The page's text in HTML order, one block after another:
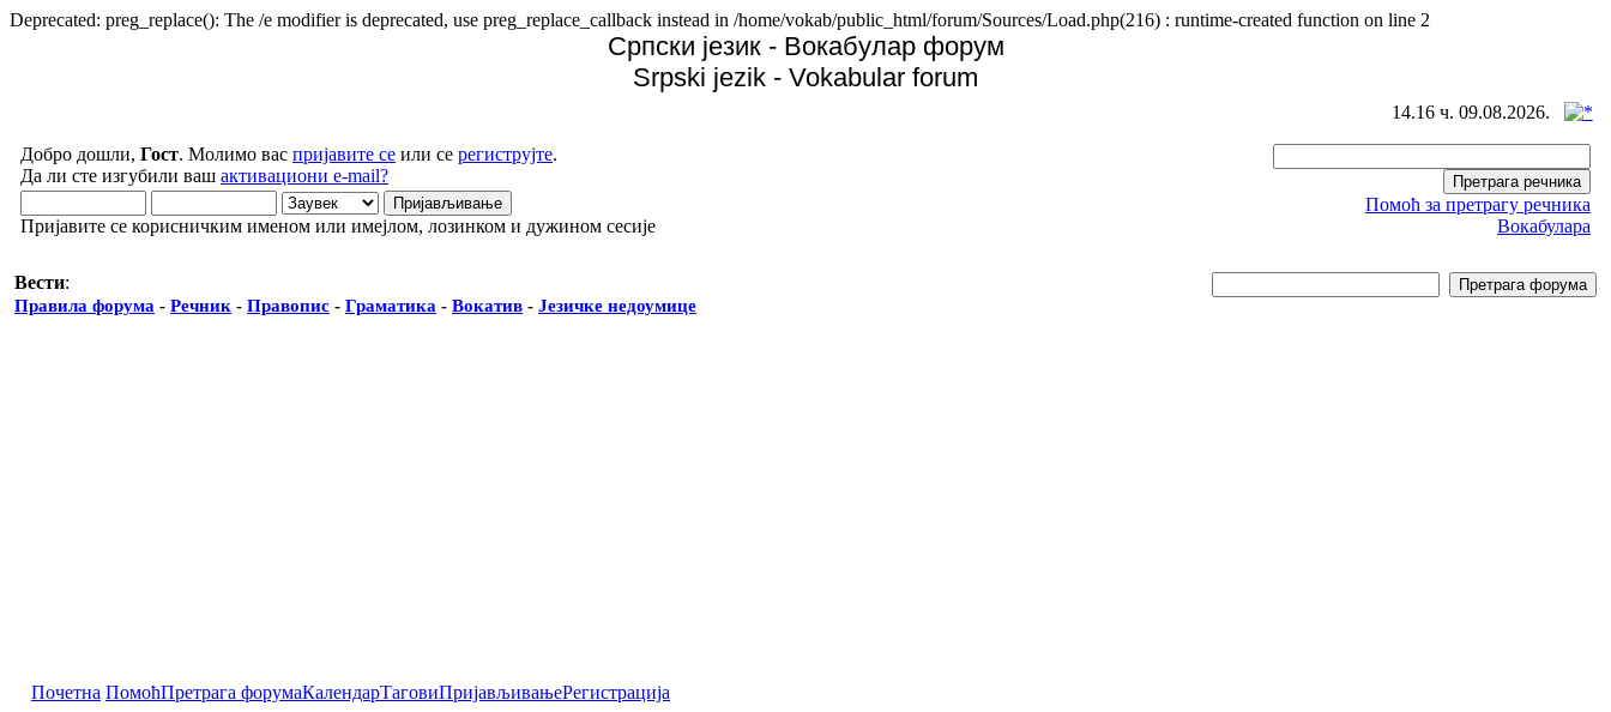
Deprecated: preg_replace(): The /e modifier is deprecated, use preg_replace_callback instead in /home/vokab/public_html/forum/Sources/Load.php(216) : runtime-created function on line 2
Српски језик - Вокабулар форум
Srpski jezik - Vokabular forum
14.16 ч. 09.08.2026.
Добро дошли, Гост. Молимо вас пријавите се или се региструјте.
Да ли сте изгубили ваш активациони e-mail?
Пријавите се корисничким именом или имејлом, лозинком и дужином сесије
Помоћ за претрагу речника
Вокабулара
Вести:
Правила форума - Речник - Правопис - Граматика - Вокатив - Језичке недоумице
Почетна ПомоћПретрага форумаКалендарТаговиПријављивањеРегистрација